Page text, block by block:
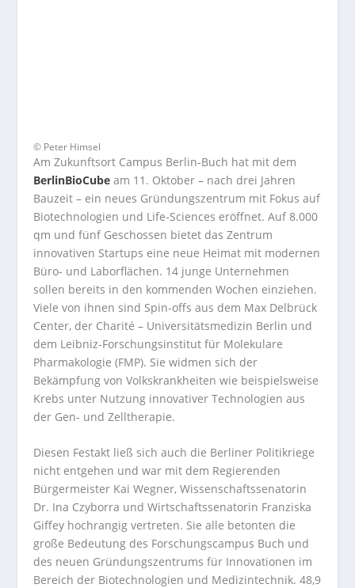
© Peter Himsel
Am Zukunftsort Campus Berlin-Buch hat mit dem
BerlinBioCube am 11. Oktober – nach drei Jahren
Bauzeit – ein neues Gründungszentrum mit Fokus auf
Biotechnologien und Life-Sciences eröffnet. Auf 8.000
qm und fünf Geschossen bietet das Zentrum
innovativen Startups eine neue Heimat mit modernen
Büro- und Laborflächen. 14 junge Unternehmen
sollen bereits in den kommenden Wochen einziehen.
Viele von ihnen sind Spin-offs aus dem Max Delbrück
Center, der Charité – Universitätsmedizin Berlin und
dem Leibniz-Forschungsinstitut für Molekulare
Pharmakologie (FMP). Sie widmen sich der
Bekämpfung von Volkskrankheiten wie beispielsweise
Krebs unter Nutzung innovativer Technologien aus
der Gen- und Zelltherapie.
Diesen Festakt ließ sich auch die Berliner Politikriege
nicht entgehen und war mit dem Regierenden
Bürgermeister Kai Wegner, Wissenschaftssenatorin
Dr. Ina Czyborra und Wirtschaftssenatorin Franziska
Giffey hochrangig vertreten. Sie alle betonten die
große Bedeutung des Forschungscampus Buch und
des neuen Gründungszentrums für Innovationen im
Bereich der Biotechnologien und Medizintechnik. 48,9